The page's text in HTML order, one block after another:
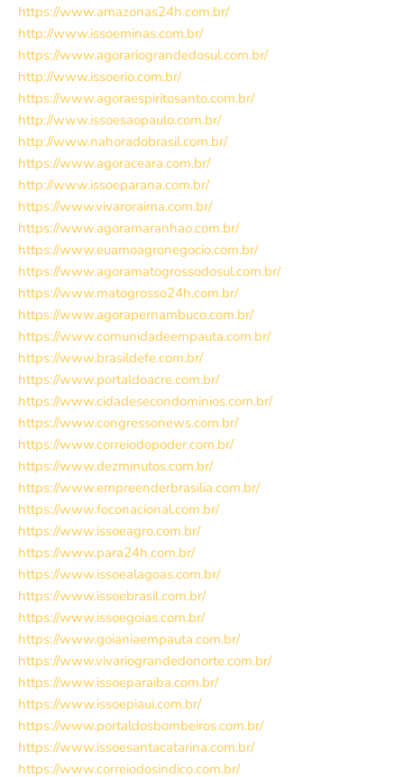
https://www.amazonas24h.com.br/
http://www.issoeminas.com.br/
https://www.agorariograndedosul.com.br/
http://www.issoerio.com.br/
https://www.agoraespiritosanto.com.br/
http://www.issoesaopaulo.com.br/
http://www.nahoradobrasil.com.br/
https://www.agoraceara.com.br/
http://www.issoeparana.com.br/
https://www.vivaroraima.com.br/
https://www.agoramaranhao.com.br/
https://www.euamoagronegocio.com.br/
https://www.agoramatogrossodosul.com.br/
https://www.matogrosso24h.com.br/
https://www.agorapernambuco.com.br/
https://www.comunidadeempauta.com.br/
https://www.brasildefe.com.br/
https://www.portaldoacre.com.br/
https://www.cidadesecondominios.com.br/
https://www.congressonews.com.br/
https://www.correiodopoder.com.br/
https://www.dezminutos.com.br/
https://www.empreenderbrasilia.com.br/
https://www.foconacional.com.br/
https://www.issoeagro.com.br/
https://www.para24h.com.br/
https://www.issoealagoas.com.br/
https://www.issoebrasil.com.br/
https://www.issoegoias.com.br/
https://www.goianiaempauta.com.br/
https://www.vivariograndedonorte.com.br/
https://www.issoeparaiba.com.br/
https://www.issoepiaui.com.br/
https://www.portaldosbombeiros.com.br/
https://www.issoesantacatarina.com.br/
https://www.correiodosindico.com.br/